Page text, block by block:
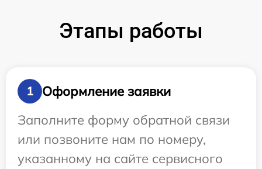
Этапы работы
1
Оформление заявки
Заполните форму обратной связи
или позвоните нам по номеру,
указанному на сайте сервисного